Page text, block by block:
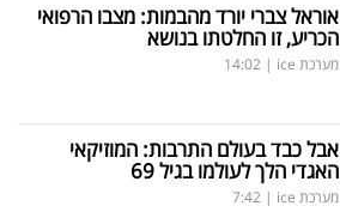
אוראל צברי יורד מהבמות: מצבו הרפואי
הכריע, זו החלטתו בנושא
מערכת ice |
14:02
אבל כבד בעולם התרבות: המוזיקאי
האגדי הלך לעולמו בגיל 69
מערכת ice |
7:42